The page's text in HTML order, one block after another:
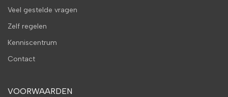
Veel gestelde vragen
Zelf regelen
Kenniscentrum
Contact
VOORWAARDEN